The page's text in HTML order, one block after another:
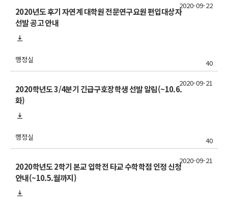
2020년도 후기 자연계 대학원 전문연구요원 편입대상자
선발 공고 안내
행정실 40
2020-09-22
2020학년도 3/4분기 긴급구호장학생 선발 알림(~10.6.
화)
행정실 40
2020-09-21
2020학년도 2학기 본교 입학전 타교 수학학점 인정 신청
안내(~10.5.월까지)
2020-09-21